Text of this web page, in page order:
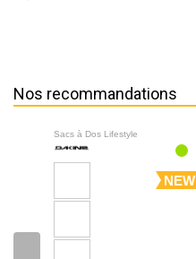
Nos recommandations
Sacs à Dos Lifestyle
NEW